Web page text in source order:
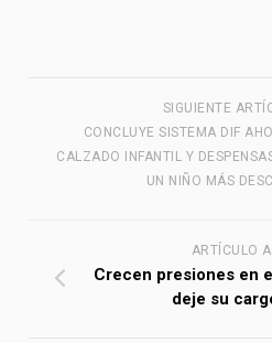
SIGUIENTE
CONCLUYE SISTEMA DIF
CALZADO INFANTIL Y
UN NIÑO MÁS
ARTÍCULO
Crecen presiones en
deje su